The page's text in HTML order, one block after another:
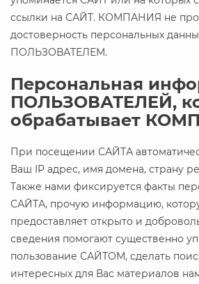
ссылки на САЙТ. КОМПАНИЯ не
достоверность персональных
ПОЛЬЗОВАТЕЛЕМ.
Персональная
ПОЛЬЗОВАТЕЛЕЙ,
обрабатывает
При посещении САЙТА
Ваш IP адрес, имя домена, страну
Также нами фиксируется факты
САЙТА, прочую информацию,
предоставляет открыто и
сведения помогают существенно
пользование САЙТОМ, сделать
интересных для Вас материалов